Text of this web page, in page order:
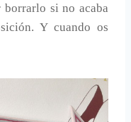
borrarlo si no acaba
Y cuando os